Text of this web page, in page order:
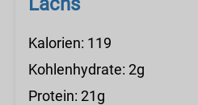
Kalorien: 119
Kohlenhydrate: 2g
Protein: 21g